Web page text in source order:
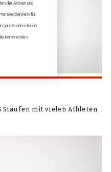
der Aktiven und
für
gab es dabei für die
kommenden
mit vielen Athleten